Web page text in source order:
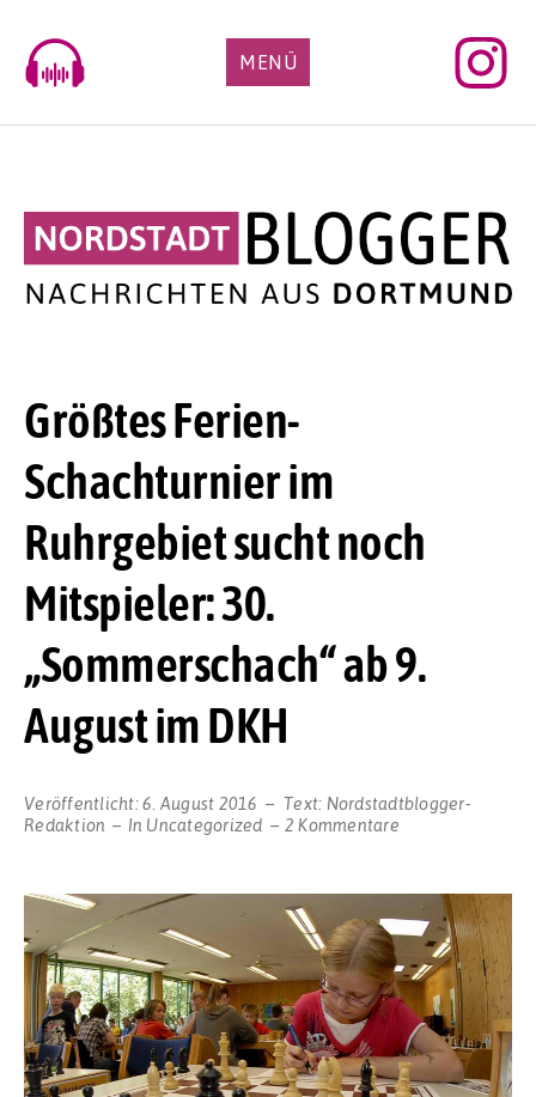
content
MENÜ
Größtes Ferien-
Schachturnier im
Ruhrgebiet sucht noch
Mitspieler: 30.
„Sommerschach“ ab 9.
August im DKH
Veröffentlicht:6. August 2016 Text: Nordstadtblogger-
Redaktion
In Uncategorized 2 Kommentarezu
Ruhrgebiet
sucht
noch
Mitspieler:
30.
„Sommerschach“
ab
9.